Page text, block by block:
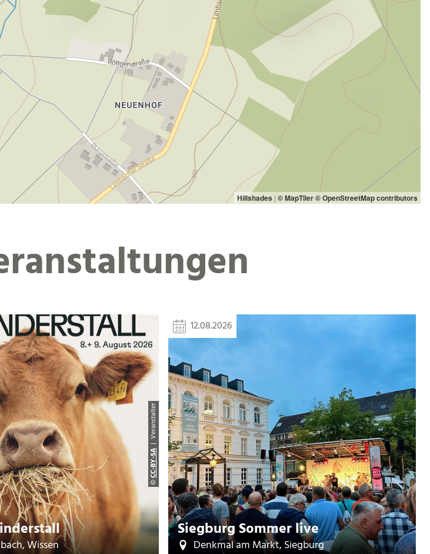
Hillshades | © MapTiler© OpenStreetMap contributors
Wissen
©
CC-BY-SA
| Veranstalter
12.08.2026
Siegburg Sommer live
Denkmal am Markt, Siegburg